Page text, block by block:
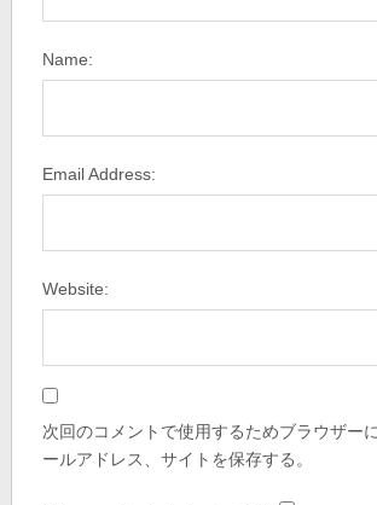
Name:
Email Address:
Website:
次回のコメントで使用するためブラウザー
ールアドレス、サイトを保存する。